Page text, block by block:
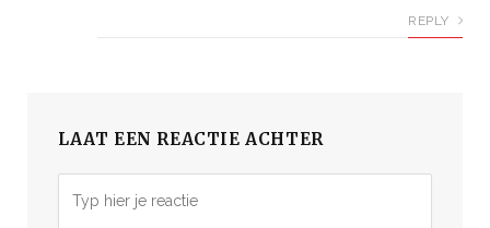
REPLY
LAAT EEN REACTIE ACHTER